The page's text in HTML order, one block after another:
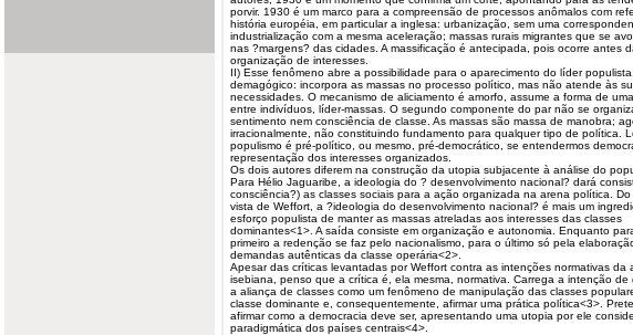
porvir. 1930 é um marco para a compreensão de processos anômalos com
história européia, em particular a inglesa: urbanização, sem uma
industrialização com a mesma aceleração; massas rurais migrantes que se
nas ?margens? das cidades. A massificação é antecipada, pois ocorre antes
organização de interesses.
II) Esse fenômeno abre a possibilidade para o aparecimento do líder populista,
demagógico: incorpora as massas no processo político, mas não atende às
necessidades. O mecanismo de aliciamento é amorfo, assume a forma de
entre indivíduos, líder-massas. O segundo componente do par não se
sentimento nem consciência de classe. As massas são massa de manobra;
irracionalmente, não constituindo fundamento para qualquer tipo de política.
populismo é pré-político, ou mesmo, pré-democrático, se entendermos
representação dos interesses organizados.
Os dois autores diferem na construção da utopia subjacente à análise do
Para Hélio Jaguaribe, a ideologia do ? desenvolvimento nacional? dará
consciência?) as classes sociais para a ação organizada na arena política.
vista de Weffort, a ?ideologia do desenvolvimento nacional? é mais um
esforço populista de manter as massas atreladas aos interesses das classes
dominantes<1>. A saída consiste em organização e autonomia. Enquanto
primeiro a redenção se faz pelo nacionalismo, para o último só pela
demandas autênticas da classe operária<2>.
Apesar das críticas levantadas por Weffort contra as intenções normativas da
isebiana, penso que a crítica é, ela mesma, normativa. Carrega a intenção de
a aliança de classes como um fenômeno de manipulação das classes
classe dominante e, consequentemente, afirmar uma prática política<3>.
afirmar como a democracia deve ser, apresentando uma utopia por ele
paradigmática dos países centrais<4>.